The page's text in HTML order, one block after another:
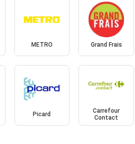
METRO Grand Frais
Picard
Carrefour
Contact